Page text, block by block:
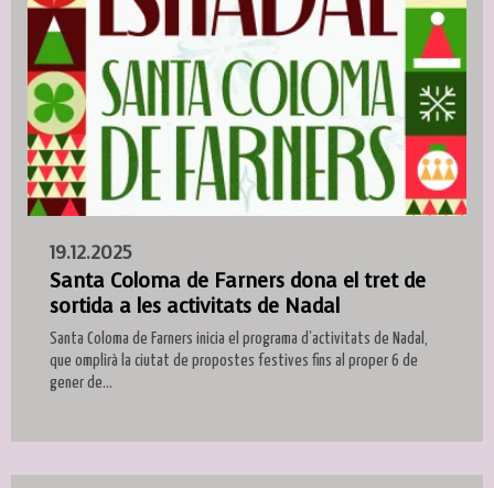
19.12.2025
Santa Coloma de Farners dona el tret de
sortida a les activitats de Nadal
Santa Coloma de Farners inicia el programa d’activitats de Nadal,
que omplirà la ciutat de propostes festives fins al proper 6 de
gener de...